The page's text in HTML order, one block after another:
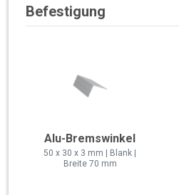
Befestigung
Alu-Bremswinkel
50 x 30 x 3 mm | Blank |
Breite 70 mm